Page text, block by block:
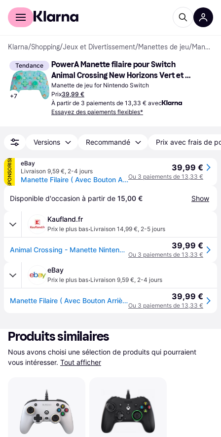
Acheter avec Klarna
Klarna/Shopping/Jeux et Divertissement/Manettes de jeu/ Manettes de jeu
Tendance
+7
PowerA Manette filaire pour Switch
Animal Crossing New Horizons Vert et
Bleu
Manette de jeu for Nintendo Switch
Prix39,99 €
À partir de 3 paiements de 13,33 € avec
Essayez des paiements flexibles*
Versions Recommandé Prix avec frais de
SPONSORISÉ
eBay
Livraison 9,59 €, 2-4 jours
Manette Filaire ( Avec Bouton Arrière )animal Crossing Horizons Switch Neuf
39,99 €
Ou 3 paiements de 13,33 €
Disponible d'occasion à partir de 15,00 € Show
Kaufland.fr
Prix le plus bas·Livraison 14,99 €, 2-5 jours
Animal Crossing - Manette Nintendo Switch 39,99 €
Ou 3 paiements de 13,33 €
eBay
Prix le plus bas·Livraison 9,59 €, 2-4 jours
Manette Filaire ( Avec Bouton Arrière )animal Crossing Horizons Switch Neuf 39,99 €
Ou 3 paiements de 13,33 €
Produits similaires
Nous avons choisi une sélection de produits qui pourraient
vous intéresser. Tout afficher